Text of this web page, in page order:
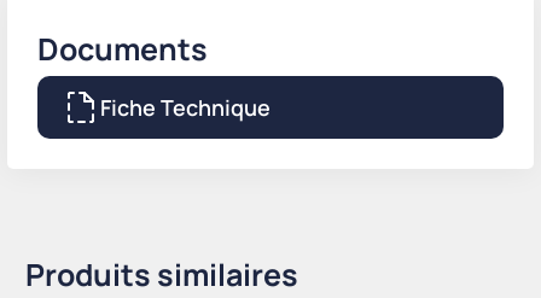
Documents
Fiche Technique
Produits similaires